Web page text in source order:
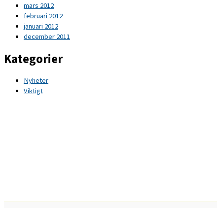
mars 2012
februari 2012
januari 2012
december 2011
Kategorier
Nyheter
Viktigt